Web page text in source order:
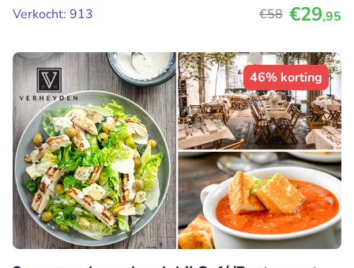
Verkocht: 913
€58 €29,95
46% korting